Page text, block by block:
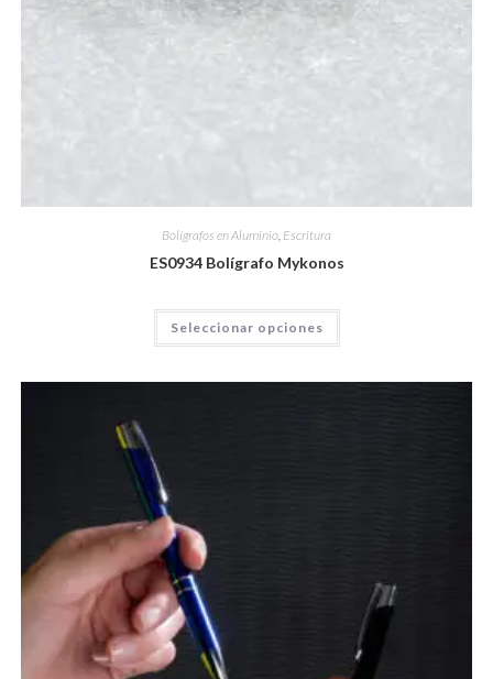
Bolígrafos en Aluminio Escritura
ES0934 Bolígrafo Mykonos
Seleccionar opciones